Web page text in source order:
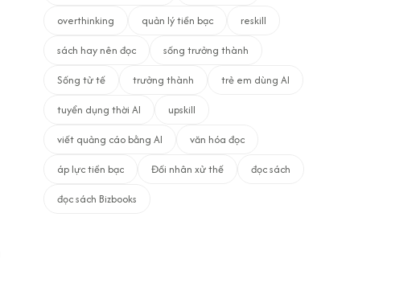
overthinking
quản lý tiền bạc
reskill
sách hay nên đọc
sống trưởng thành
Sống tử tế
trưởng thành
trẻ em dùng AI
tuyển dụng thời AI
upskill
viết quảng cáo bằng AI
văn hóa đọc
áp lực tiền bạc
Đối nhân xử thế
đọc sách
đọc sách Bizbooks